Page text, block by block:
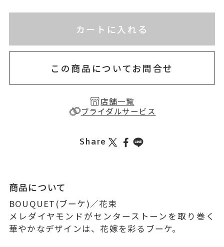
お届け目安：約2ヶ月以内カートに入れる
この商品についてお問合せ
店舗一覧
ブライダルサービス
Share
商品について
BOUQUET(ブーケ)／花束
メレダイヤモンドがセンターストーンを取り巻く
華やかなデザインは、花嫁を彩るブーケ。